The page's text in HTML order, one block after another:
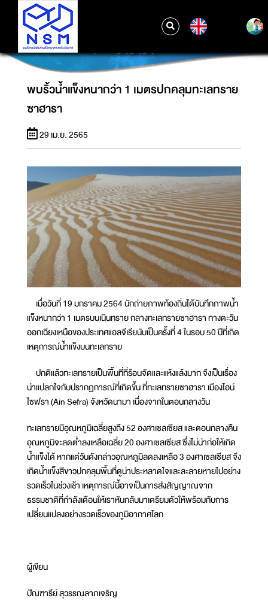
พบริ้วน้ำแข็งหนากว่า 1 เมตรปกคลุมทะเลทราย
ซาฮารา
พบริ้วน้ำแข็งหนากว่า 1 เมตรปกคลุมทะเลทราย
ซาฮารา
29 เม.ย. 2565
เมื่อวันที่ 19 มกราคม 2564 นักถ่ายภาพท้องถิ่นได้บันทึกภาพน้ำ
แข็งหนากว่า 1 เมตรบนเนินทราย กลางทะเลทรายซาฮารา ทางตะวัน
ออกเฉียงเหนือของประเทศแอลจีเรียนับเป็นครั้งที่ 4 ในรอบ 50 ปีที่เกิด
เหตุการณ์น้ำแข็งบนทะเลทราย
ปกติแล้วทะเลทรายเป็นพื้นที่ที่ร้อนจัดและแห้งแล้งมาก จึงเป็นเรื่อง
น่าแปลกใจกับปรากฏการณ์ที่เกิดขึ้น ที่ทะเลทรายซาฮารา เมืองไอน์
ไซฟรา (Ain Sefra) จังหวัดนามา เนื่องจากในตอนกลางวัน
ทะเลทรายมีอุณหภูมิเฉลี่ยสูงถึง 52 องศาเซลเซียส และตอนกลางคืน
อุณหภูมิจะลดต่ำลงเหลือเฉลี่ย 20 องศาเซลเซียส ซึ่งไม่น่าก่อให้เกิด
น้ำแข็งได้ หากแต่วันดังกล่าวอุณหภูมิลดลงเหลือ 3 องศาเซลเซียส จึง
เกิดน้ำแข็งสีขาวปกคลุมพื้นที่ดูน่าประหลาดใจและละลายหายไปอย่าง
รวดเร็วในช่วงเช้า เหตุการณ์นี้อาจเป็นการส่งสัญญาณจาก
ธรรมชาติที่กำลังเตือนให้เราหันกลับมาเตรียมตัวให้พร้อมกับการ
เปลี่ยนแปลงอย่างรวดเร็วของภูมิอากาศโลก
ผู้เขียน
ปัณฑารีย์ สุวรรณลาภเจริญ